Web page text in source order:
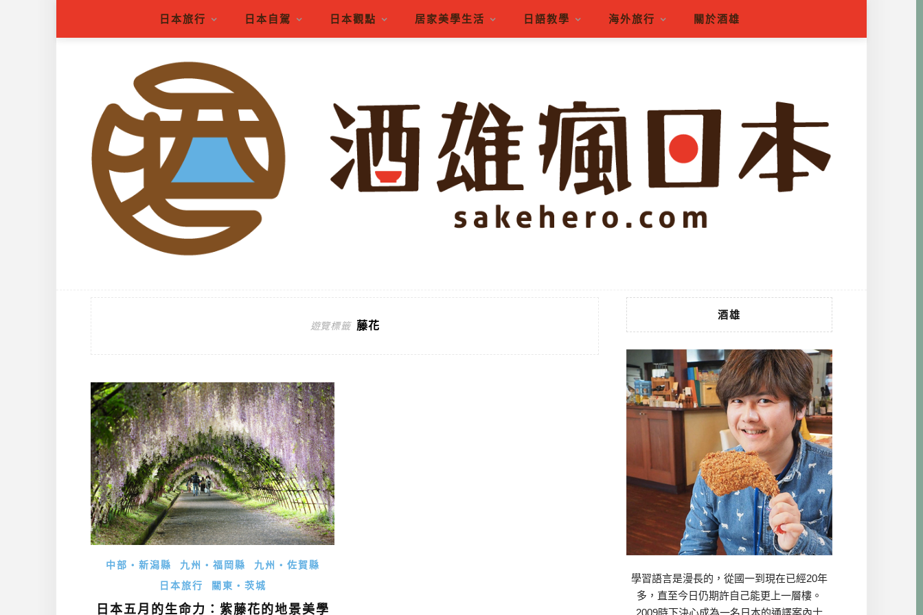
日本旅行 日本自駕 日本觀點 居家美學生活 日語教學 海外旅行 關於酒雄
遊覽標籤 藤花
中部・新潟縣 九州・福岡縣
九州・佐賀縣
日本旅行
關東・茨城
日本五月的生命力：紫藤花的地景美學
酒雄
學習語言是漫長的，從國一到現在已經20年
多，直至今日仍期許自己能更上一層樓。
2009時下決心成為一名日本的通譯案內士